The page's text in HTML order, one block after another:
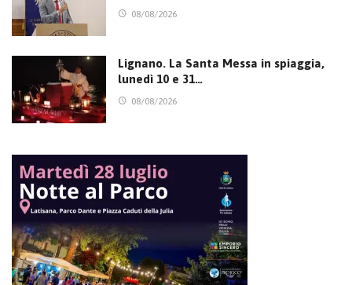
08/08/2026
Lignano. La Santa Messa in spiaggia,
lunedì 10 e 31…
08/08/2026